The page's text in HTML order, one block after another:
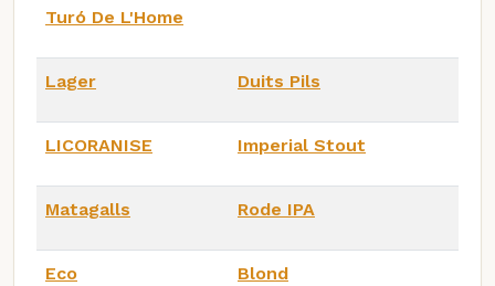
Turó De L'Home
Lager Duits Pils
LICORANISE Imperial Stout
Matagalls Rode IPA
Eco Blond